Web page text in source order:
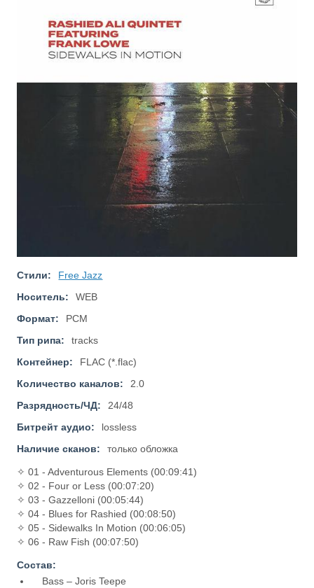
Стили:
Free Jazz
Носитель:
WEB
Формат:
PCM
Тип рипа:
tracks
Контейнер:
FLAC (*.flac)
Количество каналов:
2.0
Разрядность/ЧД:
24/48
Битрейт аудио:
lossless
Наличие сканов:
только обложка
✧ 01 - Adventurous Elements (00:09:41)
✧ 02 - Four or Less (00:07:20)
✧ 03 - Gazzelloni (00:05:44)
✧ 04 - Blues for Rashied (00:08:50)
✧ 05 - Sidewalks In Motion (00:06:05)
✧ 06 - Raw Fish (00:07:50)
Состав:
Bass – Joris Teepe